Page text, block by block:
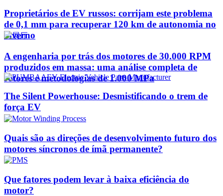
Proprietários de EV russos: corrijam este problema
de 0,1 mm para recuperar 120 km de autonomia no
inverno
A engenharia por trás dos motores de 30.000 RPM
produzidos em massa: uma análise completa de
rotores e metodologias de 1.000 MPa
The Silent Powerhouse: Desmistificando o trem de
força EV
Quais são as direções de desenvolvimento futuro dos
motores síncronos de ímã permanente?
Que fatores podem levar à baixa eficiência do
motor?